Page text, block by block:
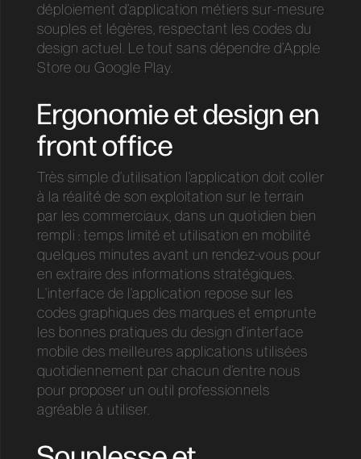
déploiement d’application métiers sur-mesure
souples et légères, respectant les codes du
design actuel. Le tout sans dépendre d’Apple
Store ou Google Play.
Ergonomie et design en
front office
Très simple d’utilisation l’application doit coller
à la réalité de son exploitation sur le terrain
par les commerciaux, dans un quotidien bien
rempli : temps limité et utilisation en mobilité
quelques minutes avant un rendez-vous pour
en extraire des informations stratégiques.
L’interface de l’application repose sur les
codes graphiques des marques et emprunte
les bonnes pratiques du design d’interface
mobile des meilleures applications utilisées
quotidiennement par chacun d’entre nous
pour proposer un outil professionnels
agréable à utiliser.